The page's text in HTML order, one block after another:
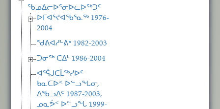
ᖃᓄᐃᓕᐅᕐᓂᐅᓚᐅᖅᑐᑦ
ᐅᒥᐊᕐᔪᐊᖃᕐᓇᖅ 1976-
2004
ᖁᕕᐊᓱᒡᕕᒃ 1982-2003
ᑐᓂᖅ ᑕᐃᒻ 1986-2004
ᐊᕐᕌᒍᑕᒫᖅᓯᐅᑦ
ᑲᓇᑕᐅᑉ ᐅᓪᓗᖓᓂ,
ᐃᖃᓗᐃᑦ 1987-2003,
ᓄᓇᕘᑉ ᐅᓪᓗᖓ 1999-